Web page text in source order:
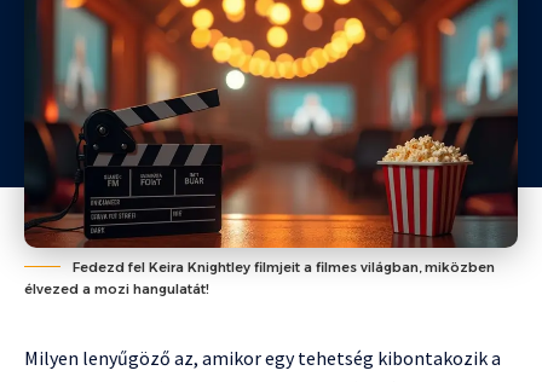
Fedezd fel Keira Knightley filmjeit a filmes világban, miközben
élvezed a mozi hangulatát!
Milyen lenyűgöző az, amikor egy tehetség kibontakozik a